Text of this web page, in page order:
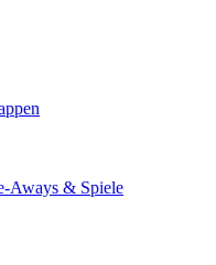
Aways & Spiele